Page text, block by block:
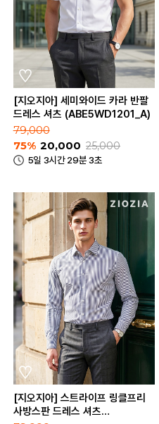
[지오지아] 세미와이드 카라 반팔
드레스 셔츠 (ABE5WD1201_A)
79,000
75% 20,000 25,000
5일 3시간 29분 3초
[지오지아] 스트라이프 링클프리
사방스판 드레스 셔츠